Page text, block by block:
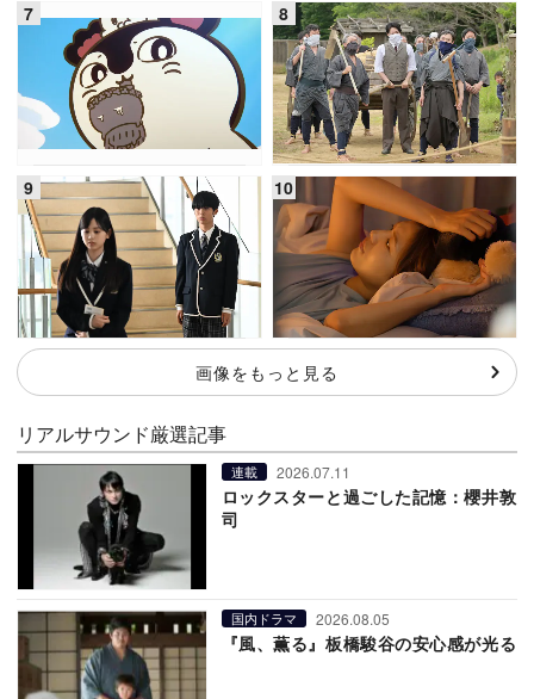
画像をもっと見る
リアルサウンド厳選記事
連載 2026.07.11
ロックスターと過ごした記憶：櫻井敦
司
国内ドラマ 2026.08.05
『風、薫る』板橋駿谷の安心感が光る